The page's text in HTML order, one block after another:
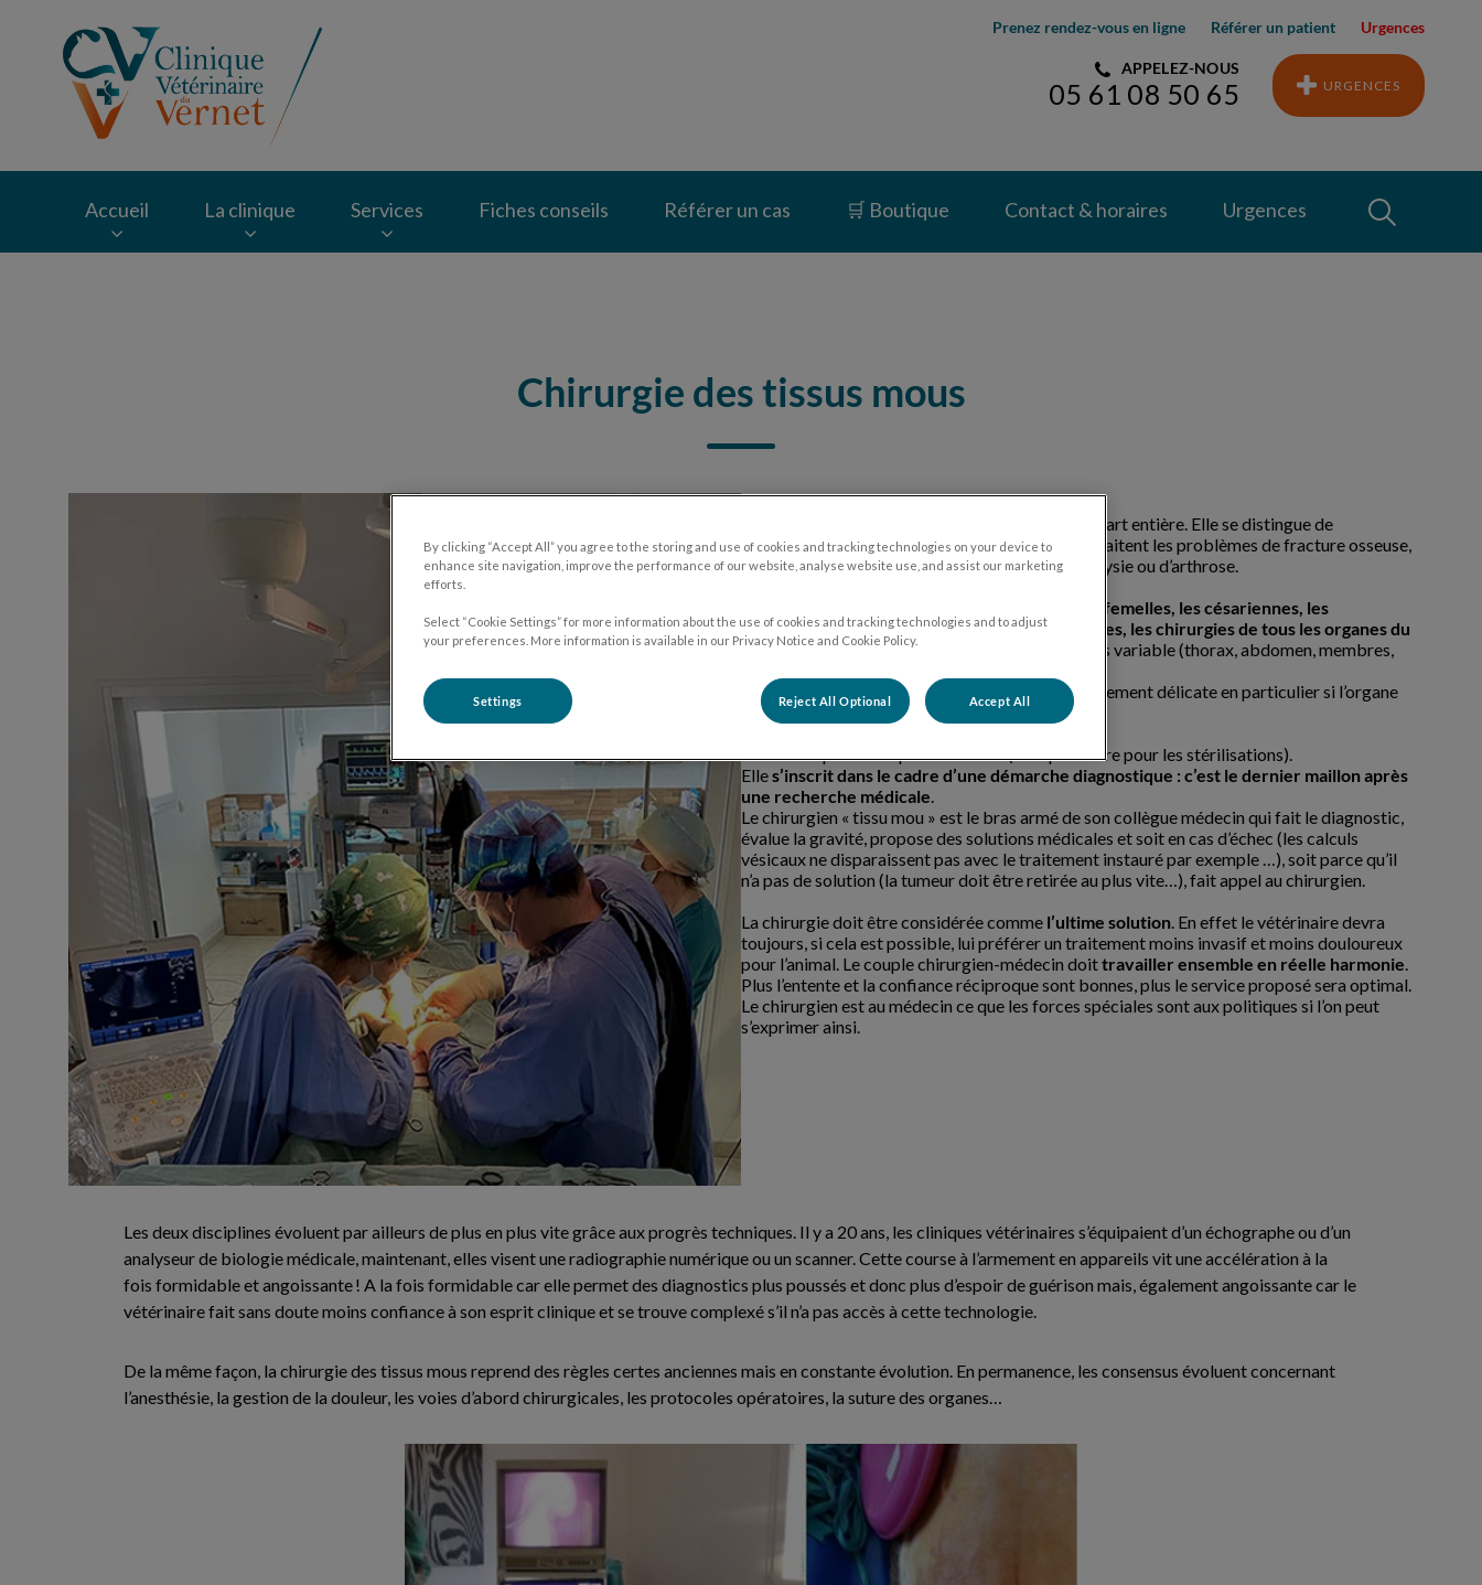
Prenez rendez-vous en ligne Référer un patient Urgences
APPELEZ-NOUS
05 61 08 50 65 URGENCES
Accueil La clinique Services Fiches conseils Référer un cas 🛒 Boutique Contact & horaires Urgences
Chirurgie des tissus mous
La chirurgie des tissus mous est une discipline à part entière. Elle se distingue de
l’orthopédie et de la chirurgie neurologique qui traitent les problèmes de fracture osseuse,
d’arrachement ligamentaire, de luxation, de paralysie ou d’arthrose.
les stérilisations des mâles et des femelles, les césariennes, les
réparations de hernies, les chirurgies vasculaires, les chirurgies de tous les organes du
corps et des tumeursdont la localisation est très variable (thorax, abdomen, membres,
La chirurgie des tissus mous peut s’avérer extrêmement délicate en particulier si l’organe
opéré et de petite taille, mal placé ou fragile.
Cette discipline n’est pas autonome (sauf peut-être pour les stérilisations).
Elles’inscrit dans le cadre d’une démarche diagnostique : c’est le dernier maillon après
une recherche médicale.
Le chirurgien « tissu mou » est le bras armé de son collègue médecin qui fait le diagnostic,
évalue la gravité, propose des solutions médicales et soit en cas d’échec (les calculs
vésicaux ne disparaissent pas avec le traitement instauré par exemple …), soit parce qu’il
n’a pas de solution (la tumeur doit être retirée au plus vite…), fait appel au chirurgien.
La chirurgie doit être considérée comme l’ultime solution. En effet le vétérinaire devra
toujours, si cela est possible, lui préférer un traitement moins invasif et moins douloureux
pour l’animal. Le couple chirurgien-médecin doittravailler ensemble en réelle harmonie.
Plus l’entente et la confiance réciproque sont bonnes, plus le service proposé sera optimal.
Le chirurgien est au médecin ce que les forces spéciales sont aux politiques si l’on peut
s’exprimer ainsi.
Les deux disciplines évoluent par ailleurs de plus en plus vite grâce aux progrès techniques. Il y a 20 ans, les cliniques vétérinaires s’équipaient d’un échographe ou d’un
analyseur de biologie médicale, maintenant, elles visent une radiographie numérique ou un scanner. Cette course à l’armement en appareils vit une accélération à la
fois formidable et angoissante ! A la fois formidable car elle permet des diagnostics plus poussés et donc plus d’espoir de guérison mais, également angoissante car le
vétérinaire fait sans doute moins confiance à son esprit clinique et se trouve complexé s’il n’a pas accès à cette technologie.
De la même façon, la chirurgie des tissus mous reprend des règles certes anciennes mais en constante évolution. En permanence, les consensus évoluent concernant
l’anesthésie, la gestion de la douleur, les voies d’abord chirurgicales, les protocoles opératoires, la suture des organes…
By clicking “Accept All” you agree to the storing and use of cookies and tracking technologies on your device to
enhance site navigation, improve the performance of our website, analyse website use, and assist our marketing
efforts.
Select “Cookie Settings” for more information about the use of cookies and tracking technologies and to adjust
your preferences. More information is available in our Privacy Notice and Cookie Policy.
Settings Reject All Optional Accept All